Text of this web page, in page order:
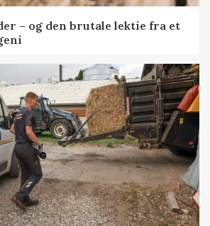
– og den brutale lektie fra et